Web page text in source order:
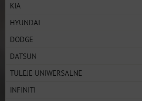
KIA
HYUNDAI
DODGE
DATSUN
TULEJE UNIWERSALNE
INFINITI